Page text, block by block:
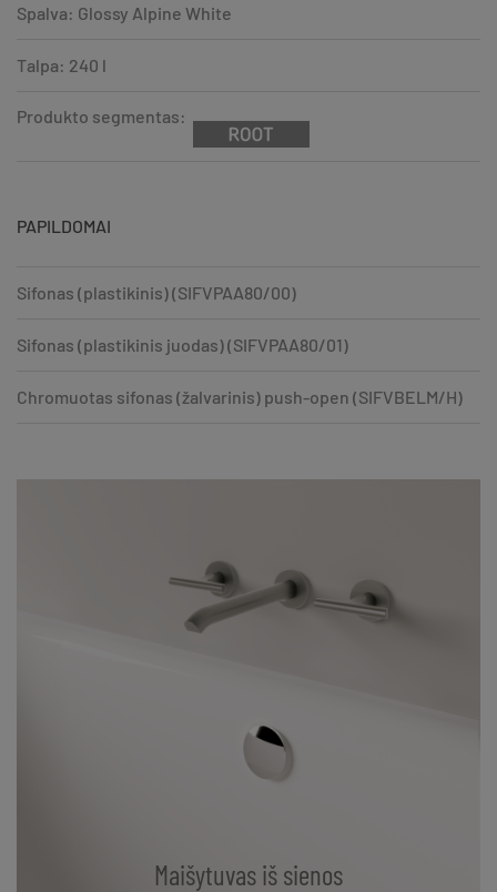
Spalva: Glossy Alpine White
Talpa: 240 l
Produkto segmentas:
PAPILDOMAI
Sifonas (plastikinis) (SIFVPAA80/00)
Sifonas (plastikinis juodas) (SIFVPAA80/01)
Chromuotas sifonas (žalvarinis) push-open (SIFVBELM/H)
Maišytuvas iš sienos